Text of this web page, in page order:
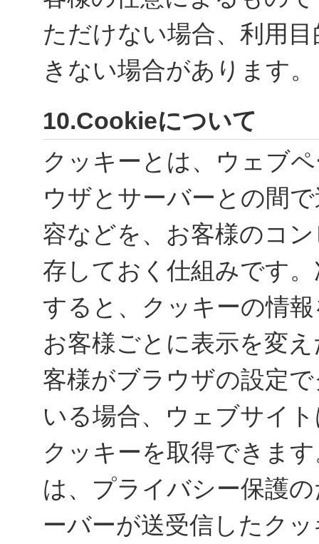
ただけない場合、利用
きない場合があります。
10.Cookieについて
クッキーとは、ウェブ
ウザとサーバーとの間
容などを、お客様のコ
存しておく仕組みです
すると、クッキーの情
お客様ごとに表示を変
客様がブラウザの設定
いる場合、ウェブサイ
クッキーを取得できま
は、プライバシー保護
ーバーが送受信したク